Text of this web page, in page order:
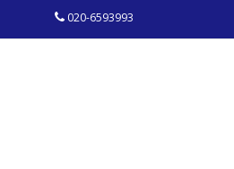
020-6593993